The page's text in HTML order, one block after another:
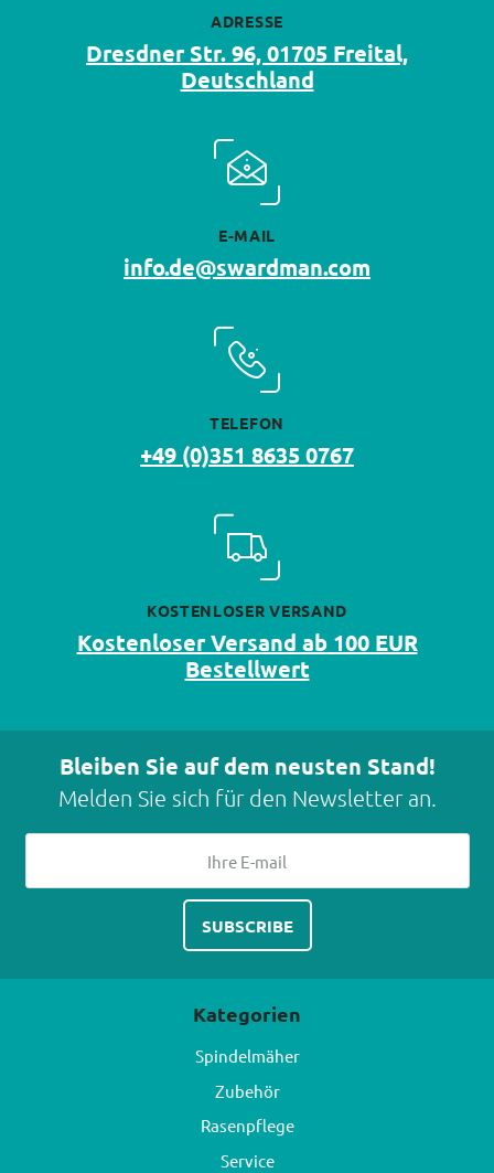
ADRESSE
Dresdner Str. 96, 01705 Freital,
Deutschland
E-MAIL
info.de@swardman.com
TELEFON
+49 (0)351 8635 0767
KOSTENLOSER VERSAND
Kostenloser Versand ab 100 EUR
Bestellwert
Bleiben Sie auf dem neusten Stand!
Melden Sie sich für den Newsletter an.
Kategorien
Spindelmäher
Zubehör
Rasenpflege
Service